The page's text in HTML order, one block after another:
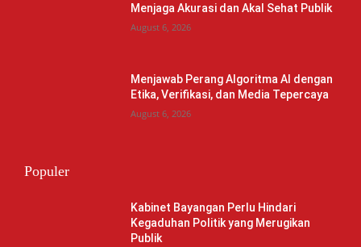
Menjaga Akurasi dan Akal Sehat Publik
August 6, 2026
Menjawab Perang Algoritma AI dengan
Etika, Verifikasi, dan Media Tepercaya
August 6, 2026
Populer
Kabinet Bayangan Perlu Hindari
Kegaduhan Politik yang Merugikan
Publik